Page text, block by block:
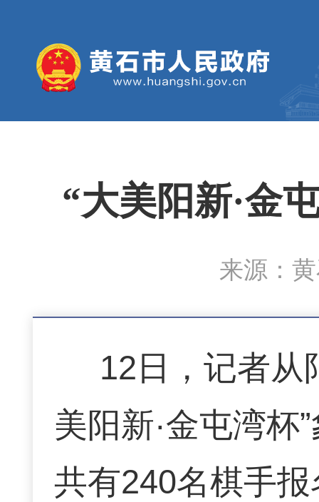
“大美阳新·金
来源：
12日，记者从
美阳新·金屯湾杯
共有240名棋手